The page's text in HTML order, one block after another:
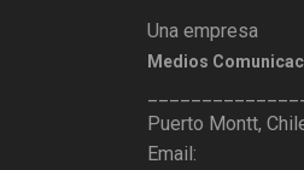
Una empresa
Medios
Puerto Montt,
Email: